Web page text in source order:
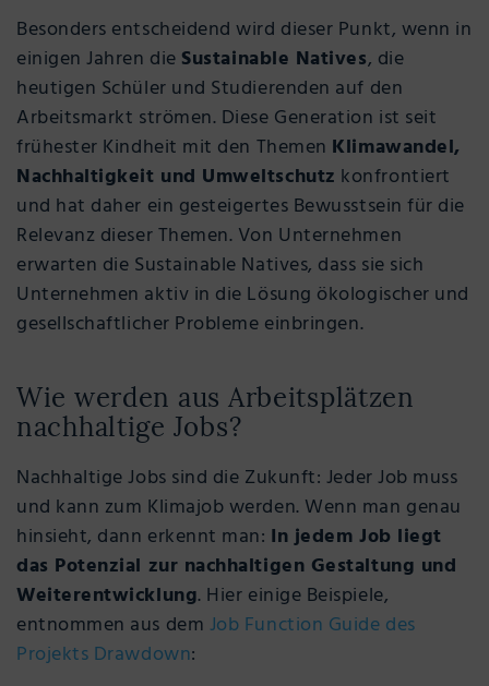
Besonders entscheidend wird dieser Punkt, wenn in
einigen Jahren die Sustainable Natives, die
heutigen Schüler und Studierenden auf den
Arbeitsmarkt strömen. Diese Generation ist seit
frühester Kindheit mit den Themen Klimawandel,
Nachhaltigkeit und Umweltschutz konfrontiert
und hat daher ein gesteigertes Bewusstsein für die
Relevanz dieser Themen. Von Unternehmen
erwarten die Sustainable Natives, dass sie sich
Unternehmen aktiv in die Lösung ökologischer und
gesellschaftlicher Probleme einbringen.
Wie werden aus Arbeitsplätzen
nachhaltige Jobs?
Nachhaltige Jobs sind die Zukunft: Jeder Job muss
und kann zum Klimajob werden. Wenn man genau
hinsieht, dann erkennt man: In jedem Job liegt
das Potenzial zur nachhaltigen Gestaltung und
Weiterentwicklung. Hier einige Beispiele,
entnommen aus dem Job Function Guide des
Projekts Drawdown: